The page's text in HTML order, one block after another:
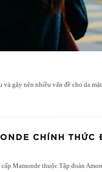
gây nên nhiều vấn đề cho da
CHÍNH THỨC
Mamonde thuộc Tập đoàn